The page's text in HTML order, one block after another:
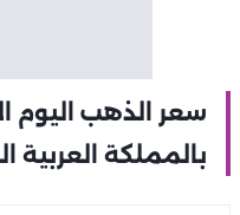
بالمملكة العربية